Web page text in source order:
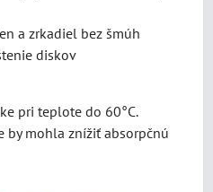
a zrkadiel bez šmúh
diskov
pri teplote do 60°C.
by mohla znížiť absorpčnú